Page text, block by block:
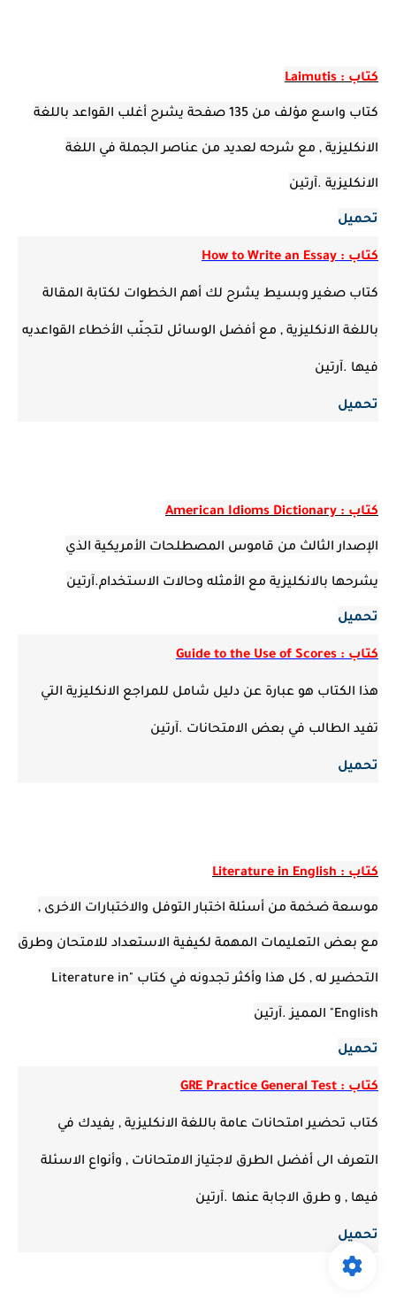
كتاب : Laimutis
كتاب واسع مؤلف من 135 صفحة يشرح أغلب القواعد باللغة
الانكليزية , مع شرحه لعديد من عناصر الجملة في اللغة
الانكليزية .آرتين
تحميل
كتاب : How to Write an Essay
كتاب صغير وبسيط يشرح لك أهم الخطوات لكتابة المقالة
باللغة الانكليزية , مع أفضل الوسائل لتجنّب الأخطاء القواعديه
فيها .آرتين
تحميل
كتاب : American Idioms Dictionary
الإصدار الثالث من قاموس المصطلحات الأمريكية الذي
يشرحها بالانكليزية مع الأمثله وحالات الاستخدام.آرتين
تحميل
كتاب : Guide to the Use of Scores
هذا الكتاب هو عبارة عن دليل شامل للمراجع الانكليزية التي
تفيد الطالب في بعض الامتحانات .آرتين
تحميل
كتاب : Literature in English
موسعة ضخمة من أسئلة اختبار التوفل والاختبارات الاخرى ,
مع بعض التعليمات المهمة لكيفية الاستعداد للامتحان وطرق
التحضير له , كل هذا وأكثر تجدونه في كتاب "Literature in
English" المميز .آرتين
تحميل
كتاب : GRE Practice General Test
كتاب تحضير امتحانات عامة باللغة الانكليزية , يفيدك في
التعرف الى أفضل الطرق لاجتياز الامتحانات , وأنواع الاسئلة
فيها , و طرق الاجابة عنها .آرتين
تحميل